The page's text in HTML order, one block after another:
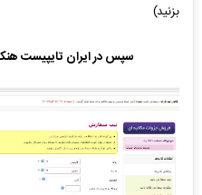
بزنید)
سپس در ایران تایپیست